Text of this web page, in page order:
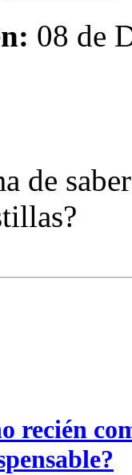
08 de
de
recién